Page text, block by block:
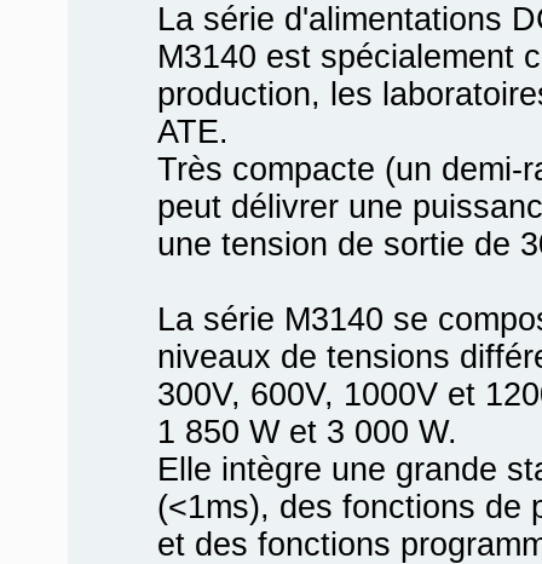
La série d'alimentations
M3140 est spécialement
production, les
ATE.
Très compacte (un demi-
peut délivrer une
une tension de sortie de
La série M3140 se
niveaux de tensions
300V, 600V, 1000V et
1 850 W et 3 000 W.
Elle intègre une grande
(<1ms), des fonctions de
et des fonctions